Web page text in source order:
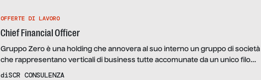
possa agire […]
OFFERTE DI LAVORO
Chief Financial Officer
Gruppo Zero è una holding che annovera al suo interno un gruppo di società
che rappresentano verticali di business tutte accomunate da un unico filo
diSCR CONSULENZA